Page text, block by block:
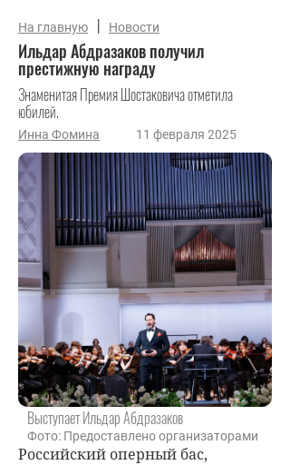
На главную | Новости
Ильдар Абдразаков получил
престижную награду
Знаменитая Премия Шостаковича отметила
юбилей.
Инна Фомина 11 февраля 2025
Выступает Ильдар Абдразаков
Фото: Предоставлено организаторами
Российский оперный бас,